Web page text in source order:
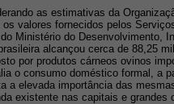
as estimativas da
os valores fornecidos pelos
Ministério do Desenvolvimento,
alcançou cerca de 88,25
por produtos cárneos ovinos
o consumo doméstico formal, a
a elevada importância das
existente nas capitais e grandes